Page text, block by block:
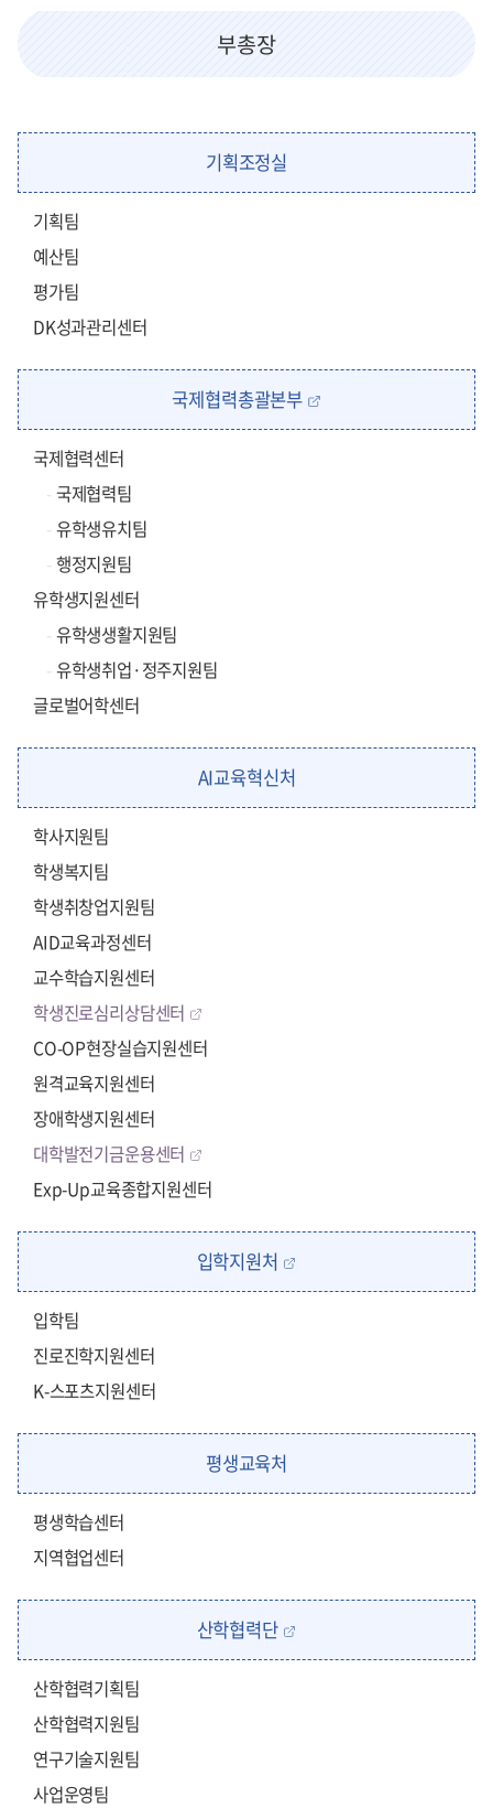
부총장
기획조정실
기획팀
예산팀
평가팀
DK성과관리센터
국제협력총괄본부
국제협력센터
국제협력팀
유학생유치팀
행정지원팀
유학생지원센터
유학생생활지원팀
유학생취업·정주지원팀
글로벌어학센터
AI교육혁신처
학사지원팀
학생복지팀
학생취창업지원팀
AID교육과정센터
교수학습지원센터
학생진로심리상담센터
CO-OP현장실습지원센터
원격교육지원센터
장애학생지원센터
대학발전기금운용센터
Exp-Up교육종합지원센터
입학지원처
입학팀
진로진학지원센터
K-스포츠지원센터
평생교육처
평생학습센터
지역협업센터
산학협력단
산학협력기획팀
산학협력지원팀
연구기술지원팀
사업운영팀